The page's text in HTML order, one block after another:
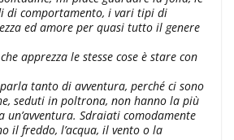
di comportamento, i vari tipi di
ed amore per quasi tutto il genere
apprezza le stesse cose è stare con
tanto di avventura, perché ci sono
seduti in poltrona, non hanno la più
un’avventura. Sdraiati comodamente
il freddo, l’acqua, il vento o la